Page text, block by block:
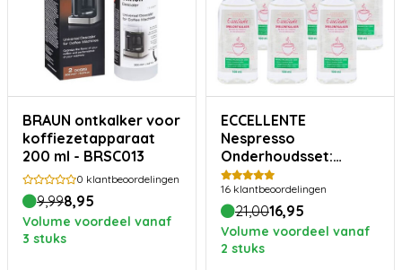
BRAUN ontkalker voor
koffiezetapparaat
200 ml - BRSC013
0 klantbeoordelingen
9,998,95
Volume voordeel vanaf
3 stuks
ECCELLENTE
Nespresso
Onderhoudsset:
Jaarvoorraad
Ontkalker
16 klantbeoordelingen
21,0016,95
Volume voordeel vanaf
2 stuks